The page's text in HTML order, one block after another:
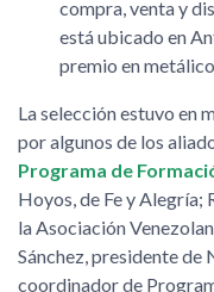
compra, venta y
está ubicado en
premio en
La selección estuvo en
por algunos de los
Programa de
Hoyos, de Fe y Alegría;
la Asociación
Sánchez, presidente de
coordinador de